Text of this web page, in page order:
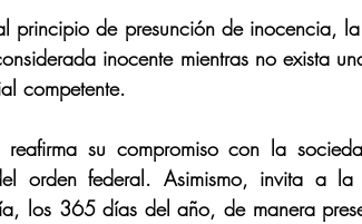
principio de presunción de inocencia,
inocente mientras no exista
competente.
su compromiso con la
orden federal. Asimismo, invita a la
los 365 días del año, de manera